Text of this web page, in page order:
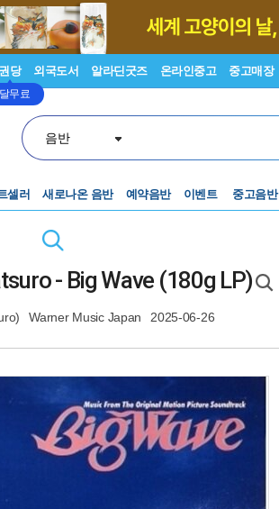
당
무료
외국도서 알라딘굿즈 온라인중고 중고매장
음반
셀러 새로나온 음반 예약음반 이벤트
중고음반
- Big Wave (180g LP)
Warner Music Japan 2025-06-26